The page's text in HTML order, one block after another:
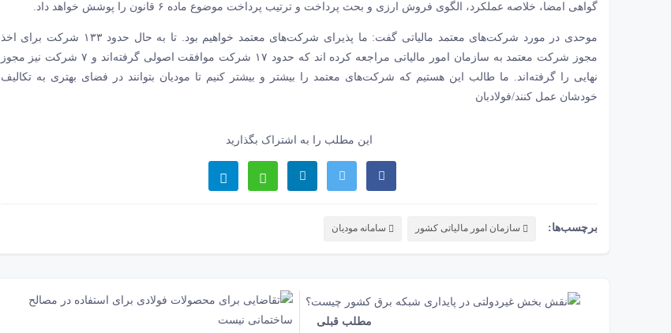
گواهی امضا، خلاصه عملکرد، الگوی فروش ارزی و بحث پرداخت و ترتیب پرداخت موضوع ماده ۶ قانون را پوشش خواهد داد.
موحدی در مورد شرکت‌های معتمد مالیاتی گفت: ما پذیرای شرکت‌های معتمد خواهیم بود. تا به حال حدود ۱۳۳ شرکت برای اخذ
مجوز شرکت معتمد به سازمان امور مالیاتی مراجعه کرده اند که حدود ۱۷ شرکت موافقت اصولی گرفته‌اند و ۷ شرکت نیز مجوز
نهایی را گرفته‌اند. ما طالب این هستیم که شرکت‌های معتمد را بیشتر و بیشتر کنیم تا مودیان بتوانند در فضای بهتری به تکالیف
خودشان عمل کنند/فولادبان
این مطلب را به اشتراک بگذارید
برچسب‌ها: سازمان امور مالیاتی کشور سامانه مودیان
مطلب قبلی